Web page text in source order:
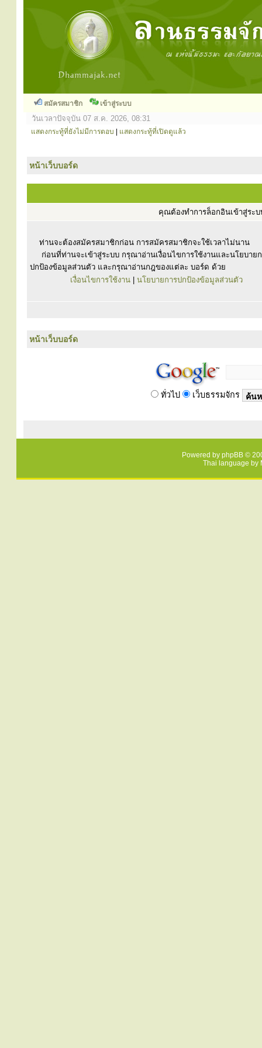
สมัครสมาชิก เข้าสู่ระบบ
วันเวลาปัจจุบัน 07 ส.ค. 2026, 08:31
แสดงกระทู้ที่ยังไม่มีการตอบ แสดงกระทู้ที่เปิดดูแล้ว
หน้าเว็บบอร์ด
คุณต้องทำการล็อกอินเข้าสู่ระ
ท่านจะต้องสมัครสมาชิกก่อน การสมัครสมาชิกจะใช้เวลาไม่นาน
ก่อนที่ท่านจะเข้าสู่ระบบ กรุณาอ่านเงื่อนไขการใช้งานและนโยบาย
ปกป้องข้อมูลส่วนตัว และกรุณาอ่านกฎของแต่ละ บอร์ด ด้วย
เงื่อนไขการใช้งาน
นโยบายการปกป้องข้อมูลส่วนตัว
หน้าเว็บบอร์ด
ทั่วไป เว็บธรรมจักร
Powered by phpBB ©
Thai language by